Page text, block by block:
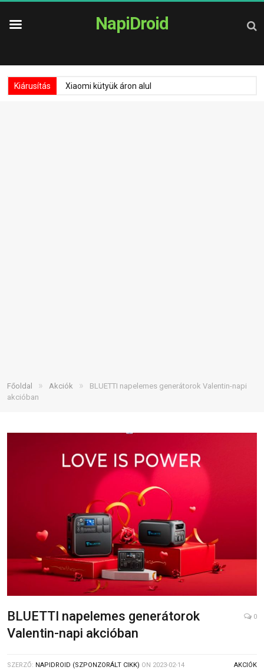
NapiDroid
Kiárusítás Xiaomi kütyük áron alul
Főoldal » Akciók »
BLUETTI napelemes generátorok Valentin-napi
akcióban
BLUETTI napelemes generátorok
Valentin-napi akcióban
0
SZERZŐ: NAPIDROID (SZPONZORÁLT CIKK) ON 2023-02-14 AKCIÓK